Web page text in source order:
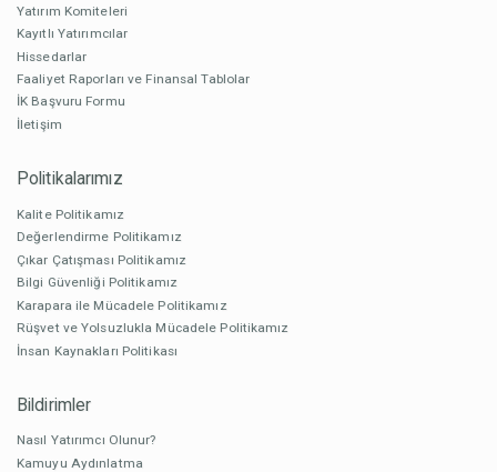
Yatırım Komiteleri
Kayıtlı Yatırımcılar
Hissedarlar
Faaliyet Raporları ve Finansal Tablolar
İK Başvuru Formu
İletişim
Politikalarımız
Kalite Politikamız
Değerlendirme Politikamız
Çıkar Çatışması Politikamız
Bilgi Güvenliği Politikamız
Karapara ile Mücadele Politikamız
Rüşvet ve Yolsuzlukla Mücadele Politikamız
İnsan Kaynakları Politikası
Bildirimler
Nasıl Yatırımcı Olunur?
Kamuyu Aydınlatma